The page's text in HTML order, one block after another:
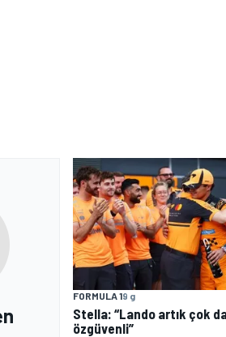
FORMULA 19 g
Stella: “Lando artık çok
özgüvenli”